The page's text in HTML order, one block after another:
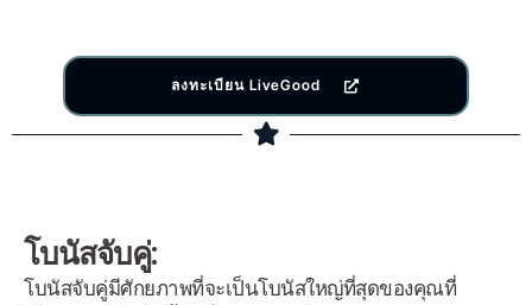
ลงทะเบียน LiveGood
โบนัสจับคู่:
โบนัสจับคู่มีศักยภาพที่จะเป็นโบนัสใหญ่ที่สุดของคุณที่